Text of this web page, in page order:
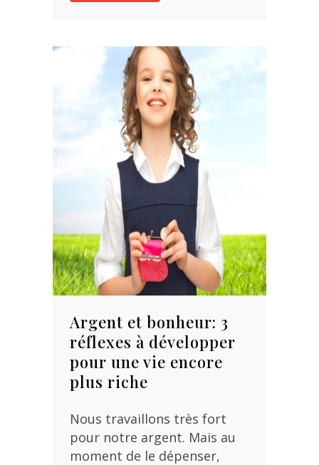
Argent et bonheur: 3
réflexes à développer
pour une vie encore
plus riche
Nous travaillons très fort
pour notre argent. Mais au
moment de le dépenser,